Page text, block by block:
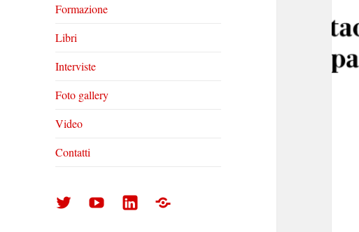
Formazione
Libri
Interviste
Foto gallery
Video
Contatti
ArturoArturoArturoFoto